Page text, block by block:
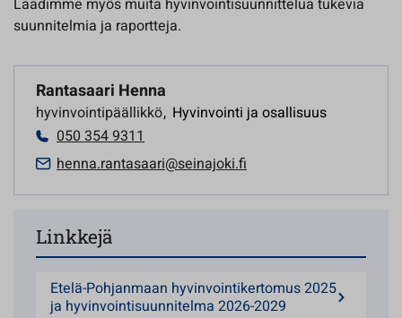
Laadimme myös muita hyvinvointisuunnittelua tukevia
suunnitelmia ja raportteja.
Rantasaari Henna
hyvinvointipäällikkö, Hyvinvointi ja osallisuus
050 354 9311
henna.rantasaari@seinajoki.fi
Linkkejä
Etelä-Pohjanmaan hyvinvointikertomus 2025
ja hyvinvointisuunnitelma 2026-2029